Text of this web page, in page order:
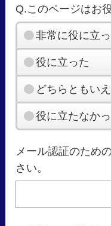
Q.このページはお
非常に役に立
役に立った
どちらともい
役に立たなか
メール認証のため
さい。